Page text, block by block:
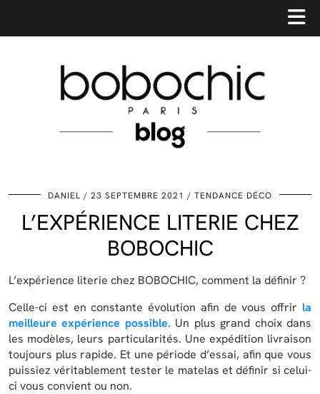
DANIEL 23 SEPTEMBRE 2021 TENDANCE DÉCO
L’EXPÉRIENCE LITERIE CHEZ
BOBOCHIC
L’expérience literie chez BOBOCHIC, comment la définir ?
Celle-ci est en constante évolution afin de vous offrir la
meilleure expérience possible. Un plus grand choix dans
les modèles, leurs particularités. Une expédition livraison
toujours plus rapide. Et une période d’essai, afin que vous
puissiez véritablement tester le matelas et définir si celui-
ci vous convient ou non.